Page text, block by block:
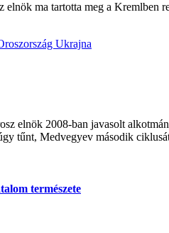
ma tartotta meg a Kremlben
Ukrajna
elnök 2008-ban javasolt
tűnt, Medvegyev második
természete